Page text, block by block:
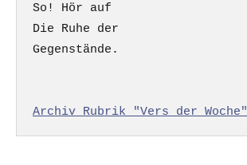
So! Hör auf
Die Ruhe der
Gegenstände.
Archiv Rubrik "Vers der Woche"